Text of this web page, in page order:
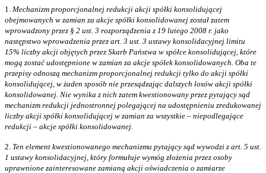
1. Mechanizm proporcjonalnej redukcji akcji spółki konsolidującej
obejmowanych w zamian za akcje spółki konsolidowanej został zatem
wprowadzony przez § 2 ust. 3 rozporządzenia z 19 lutego 2008 r. jako
następstwo wprowadzenia przez art. 3 ust. 3 ustawy konsolidacyjnej limitu
15% liczby akcji objętych przez Skarb Państwa w spółce konsolidującej, które
mogą zostać udostępnione w zamian za akcje spółek konsolidowanych. Oba te
przepisy odnoszą mechanizm proporcjonalnej redukcji tylko do akcji spółki
konsolidującej, w żaden sposób nie przesądzając dalszych losów akcji spółki
konsolidowanej. Nie wynika z nich zatem kwestionowany przez pytający sąd
mechanizm redukcji jednostronnej polegającej na udostępnieniu zredukowanej
liczby akcji spółki konsolidującej w zamian za wszystkie – niepodlegające
redukcji – akcje spółki konsolidowanej.
2. Ten element kwestionowanego mechanizmu pytający sąd wywodzi z art. 5 ust.
1 ustawy konsolidacyjnej, który formułuje wymóg złożenia przez osoby
uprawnione zainteresowane zamianą akcji oświadczenia o zamiarze